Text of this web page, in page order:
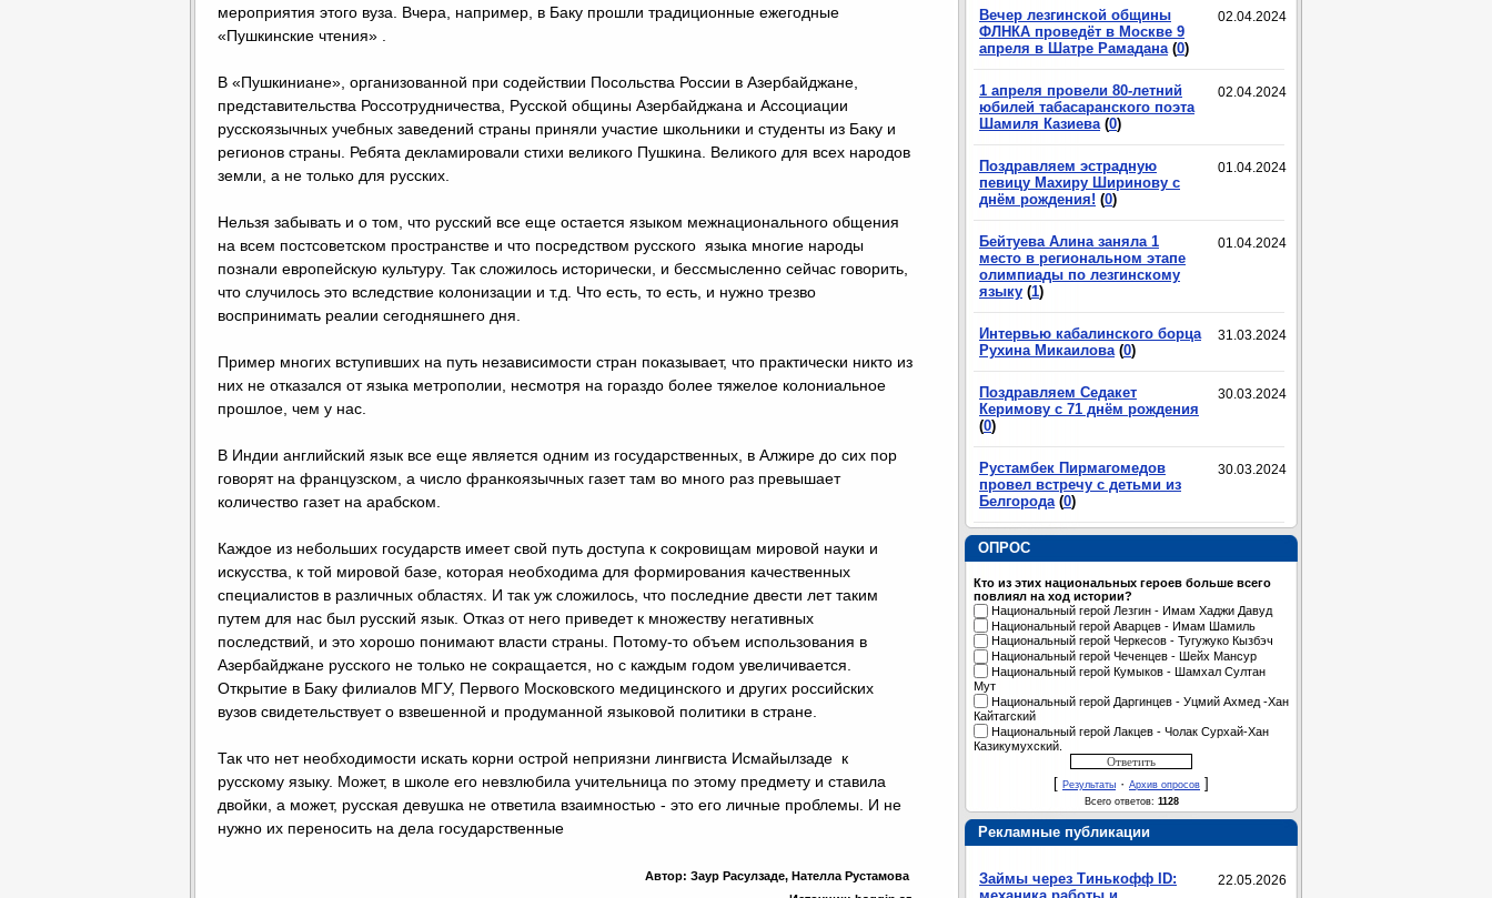
02.04.2024
Вечер лезгинской общины
ФЛНКА проведёт в Москве 9
апреля в Шатре Рамадана (0)
02.04.2024
1 апреля провели 80-летний
юбилей табасаранского поэта
Шамиля Казиева (0)
01.04.2024
Поздравляем эстрадную
певицу Махиру Ширинову с
днём рождения! (0)
01.04.2024
Бейтуева Алина заняла 1
место в региональном этапе
олимпиады по лезгинскому
языку (1)
31.03.2024
Интервью кабалинского борца
Рухина Микаилова (0)
30.03.2024
Поздравляем Седакет
Керимову с 71 днём рождения
(0)
30.03.2024
Рустамбек Пирмагомедов
провел встречу с детьми из
Белгорода (0)
ОПРОС
Кто из этих национальных героев больше всего
повлиял на ход истории?
Национальный герой Лезгин - Имам Хаджи Давуд
Национальный герой Аварцев - Имам Шамиль
Национальный герой Черкесов - Тугужуко Кызбэч
Национальный герой Чеченцев - Шейх Мансур
Национальный герой Кумыков - Шамхал Султан
Мут
Национальный герой Даргинцев - Уцмий Ахмед -Хан
Кайтагский
Национальный герой Лакцев - Чолак Сурхай-Хан
Казикумухский.
[ Результаты · Архив опросов ]
Всего ответов: 1128
Рекламные публикации
22.05.2026
Займы через Тинькофф ID:
мероприятия этого вуза. Вчера, например, в Баку прошли традиционные ежегодные
«Пушкинские чтения» .
В «Пушкиниане», организованной при содействии Посольства России в Азербайджане,
представительства Россотрудничества, Русской общины Азербайджана и Ассоциации
русскоязычных учебных заведений страны приняли участие школьники и студенты из Баку и
регионов страны. Ребята декламировали стихи великого Пушкина. Великого для всех народов
земли, а не только для русских.
Нельзя забывать и о том, что русский все еще остается языком межнационального общения
на всем постсоветском пространстве и что посредством русского языка многие народы
познали европейскую культуру. Так сложилось исторически, и бессмысленно сейчас говорить,
что случилось это вследствие колонизации и т.д. Что есть, то есть, и нужно трезво
воспринимать реалии сегодняшнего дня.
Пример многих вступивших на путь независимости стран показывает, что практически никто из
них не отказался от языка метрополии, несмотря на гораздо более тяжелое колониальное
прошлое, чем у нас.
В Индии английский язык все еще является одним из государственных, в Алжире до сих пор
говорят на французском, а число франкоязычных газет там во много раз превышает
количество газет на арабском.
Каждое из небольших государств имеет свой путь доступа к сокровищам мировой науки и
искусства, к той мировой базе, которая необходима для формирования качественных
специалистов в различных областях. И так уж сложилось, что последние двести лет таким
путем для нас был русский язык. Отказ от него приведет к множеству негативных
последствий, и это хорошо понимают власти страны. Потому-то объем использования в
Азербайджане русского не только не сокращается, но с каждым годом увеличивается.
Открытие в Баку филиалов МГУ, Первого Московского медицинского и других российских
вузов свидетельствует о взвешенной и продуманной языковой политики в стране.
Так что нет необходимости искать корни острой неприязни лингвиста Исмайылзаде к
русскому языку. Может, в школе его невзлюбила учительница по этому предмету и ставила
двойки, а может, русская девушка не ответила взаимностью - это его личные проблемы. И не
нужно их переносить на дела государственные
Автор: Заур Расулзаде, Нателла Рустамова